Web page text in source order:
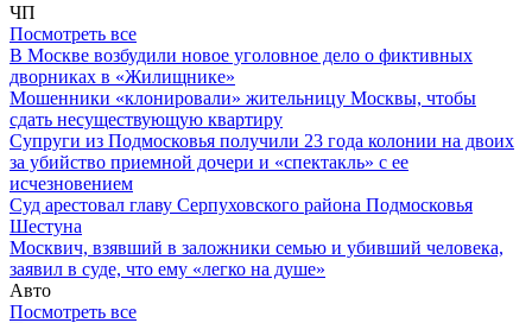
ЧП
Посмотреть все
В Москве возбудили новое уголовное дело о фиктивных
дворниках в «Жилищнике»
Мошенники «клонировали» жительницу Москвы, чтобы
сдать несуществующую квартиру
Супруги из Подмосковья получили 23 года колонии на двоих
за убийство приемной дочери и «спектакль» с ее
исчезновением
Суд арестовал главу Серпуховского района Подмосковья
Шестуна
Москвич, взявший в заложники семью и убивший человека,
заявил в суде, что ему «легко на душе»
Авто
Посмотреть все